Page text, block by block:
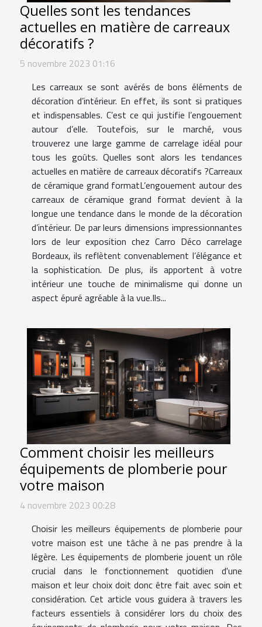
Quelles sont les tendances
actuelles en matière de carreaux
décoratifs ?
5 novembre 2023 01:16
Les carreaux se sont avérés de bons éléments de
décoration d’intérieur. En effet, ils sont si pratiques
et indispensables. C’est ce qui justifie l’engouement
autour d’elle. Toutefois, sur le marché, vous
trouverez une large gamme de carrelage idéal pour
tous les goûts. Quelles sont alors les tendances
actuelles en matière de carreaux décoratifs ?Carreaux
de céramique grand formatL’engouement autour des
carreaux de céramique grand format devient à la
longue une tendance dans le monde de la décoration
d’intérieur. De par leurs dimensions impressionnantes
lors de leur exposition chez Carro Déco carrelage
Bordeaux, ils reflètent convenablement l’élégance et
la sophistication. De plus, ils apportent à votre
intérieur une touche de minimalisme qui donne un
aspect épuré agréable à la vue.Ils...
Comment choisir les meilleurs
équipements de plomberie pour
votre maison
4 novembre 2023 00:28
Choisir les meilleurs équipements de plomberie pour
votre maison est une tâche à ne pas prendre à la
légère. Les équipements de plomberie jouent un rôle
crucial dans le fonctionnement quotidien d'une
maison et leur choix doit donc être fait avec soin et
considération. Cet article vous guidera à travers les
facteurs essentiels à considérer lors du choix des